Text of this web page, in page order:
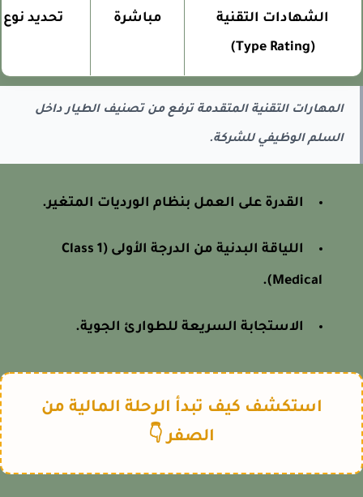
الشهادات التقنية
مباشرة تحديد نوع
المهارات التقنية المتقدمة ترفع من تصنيف الطيار داخل
السلم الوظيفي للشركة.
القدرة على العمل بنظام الورديات المتغير.
اللياقة البدنية من الدرجة الأولى (Class 1
Medical).
الاستجابة السريعة للطوارئ الجوية.
استكشف كيف تبدأ الرحلة المالية من
الصفر 👇